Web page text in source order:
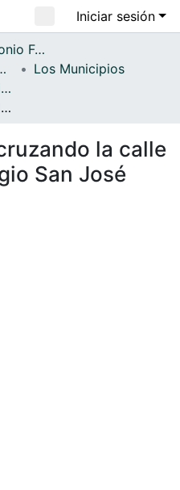
Comunidades
APFFVC - Ciudad - Patrimonial
La chiva Alaska cruzando la calle 5a frente al Colegio San José